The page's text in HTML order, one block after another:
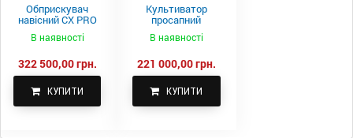
Обприскувач
навісний CX PRO
В наявності
322 500,00 грн.
КУПИТИ
Культиватор
просапний
КПН-5,6-05
В наявності
221 000,00 грн.
КУПИТИ